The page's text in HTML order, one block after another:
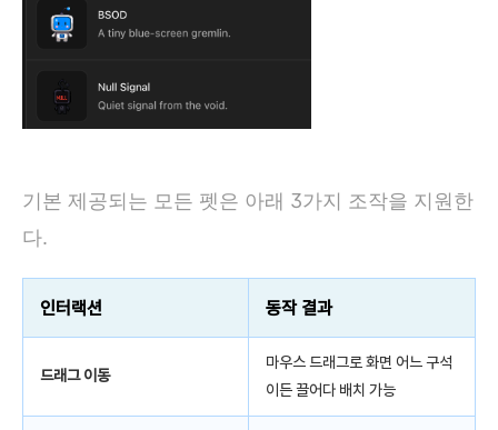
기본 제공되는 모든 펫은 아래 3가지 조작을 지원한
다.
인터랙션 동작 결과
드래그 이동
마우스 드래그로 화면 어느 구석
이든 끌어다 배치 가능